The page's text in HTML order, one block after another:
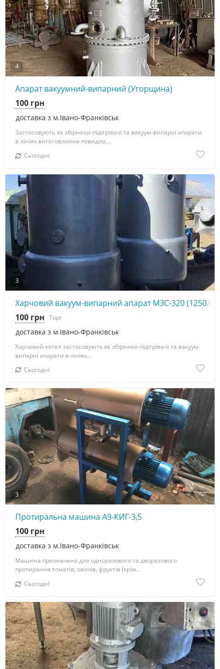
4
Апарат вакуумний-випарний (Угорщина)
доставка з м.Івано-Франківськ
100 грн
Застосовують як збірники-підігрівачі та вакуум-випарні апарати
в лініях виготовлення повидла,...
Сьогодні
3
Харчовий вакуум-випарний апарат МЗС-320 (1250л)
доставка з м.Івано-Франківськ
100 грн Торг
Харчовий котел застосовують як збірники-підігрівачі та вакуум-
випарні апарати в лініях...
Сьогодні
3
Протиральна машина А9-КИГ-3,5
доставка з м.Івано-Франківськ
100 грн
Машина призначена для одноразового та дворазового
протирання томатів, овочів, фруктів (крім...
Сьогодні